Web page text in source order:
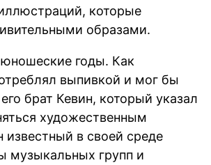
которые
образами.
годы. Как
выпивкой и мог бы
брат Кевин, который указал
художественным
в своей среде
музыкальных групп и